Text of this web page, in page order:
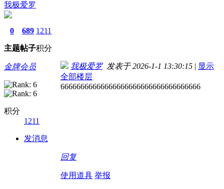
我极爱罗
0
主题
689
帖子
1211
积分
金牌会员
积分
1211
发消息
我极爱罗发表于 2026-1-1 13:30:15 | 显示
全部楼层
66666666666666666666666666666666666
回复
使用道具 举报